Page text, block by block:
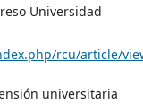
Universidad
rcu/article/
universitaria